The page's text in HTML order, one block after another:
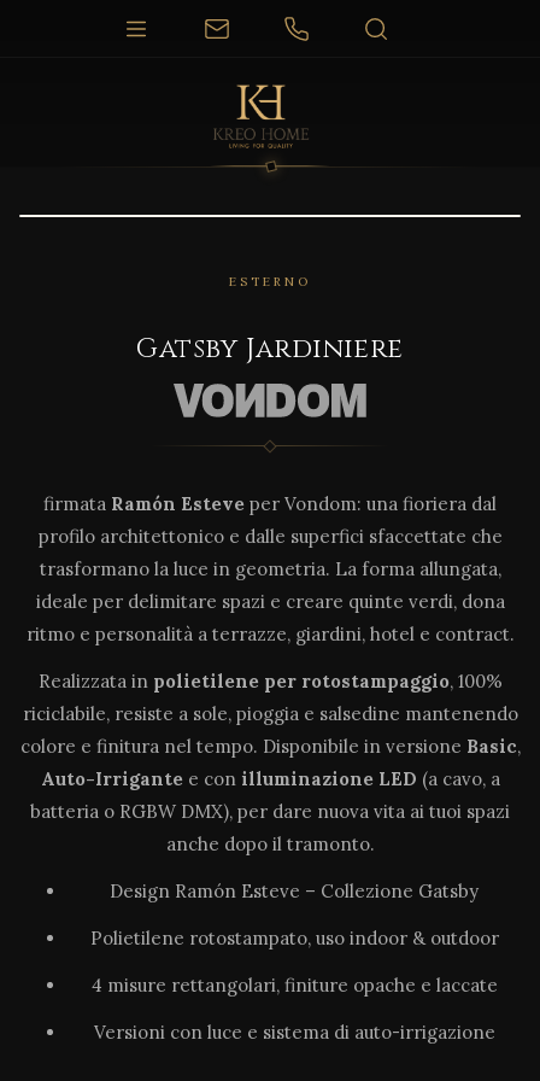
ESTERNO
Gatsby Jardiniere
firmata Ramón Esteve per Vondom: una fioriera dal
profilo architettonico e dalle superfici sfaccettate che
trasformano la luce in geometria. La forma allungata,
ideale per delimitare spazi e creare quinte verdi, dona
ritmo e personalità a terrazze, giardini, hotel e contract.
Realizzata in polietilene per rotostampaggio, 100%
riciclabile, resiste a sole, pioggia e salsedine mantenendo
colore e finitura nel tempo. Disponibile in versione Basic,
Auto-Irrigantee con illuminazione LED (a cavo, a
batteria o RGBW DMX), per dare nuova vita ai tuoi spazi
anche dopo il tramonto.
Design Ramón Esteve – Collezione Gatsby
Polietilene rotostampato, uso indoor & outdoor
4 misure rettangolari, finiture opache e laccate
Versioni con luce e sistema di auto-irrigazione